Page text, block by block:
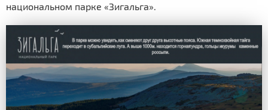
национальном парке «Зигальга».